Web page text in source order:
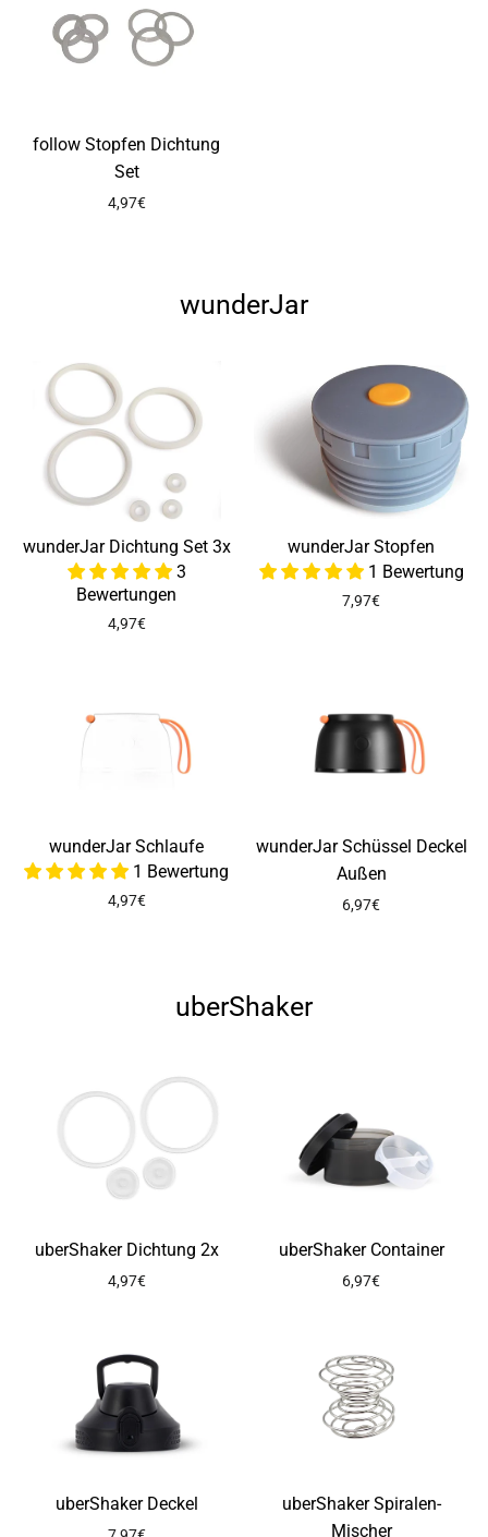
follow Stopfen Dichtung
Set
4,97€
wunderJar
wunderJar Dichtung Set 3x
3
Bewertungen
4,97€
wunderJar Stopfen
1 Bewertung
7,97€
wunderJar Schlaufe
1 Bewertung
4,97€
wunderJar Schüssel Deckel
Außen
6,97€
uberShaker
uberShaker Dichtung 2x
4,97€
uberShaker Container
6,97€
uberShaker Deckel
uberShaker Spiralen-
Mischer